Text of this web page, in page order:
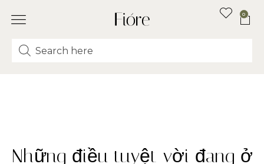
0
Những điều tuyệt vời đang ở